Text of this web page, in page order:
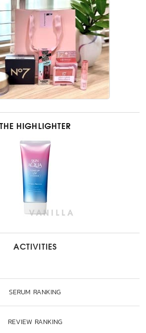
THE HIGHLIGHTER
ACTIVITIES
SERUM RANKING
REVIEW RANKING